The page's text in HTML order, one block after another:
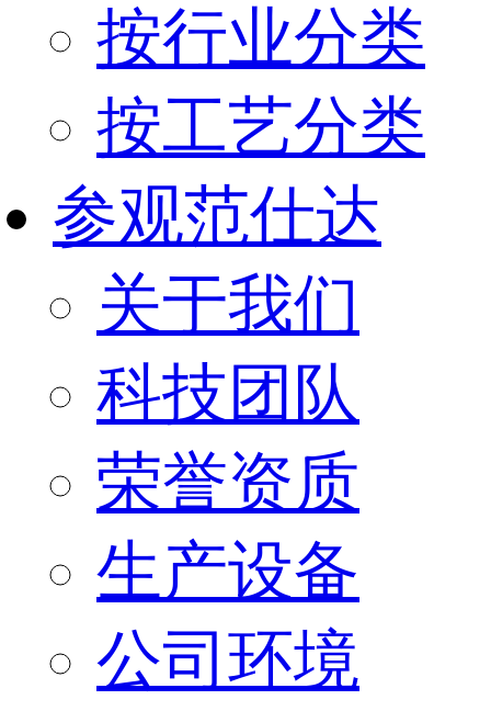
按行业分类
按工艺分类
参观范仕达
关于我们
科技团队
荣誉资质
生产设备
公司环境